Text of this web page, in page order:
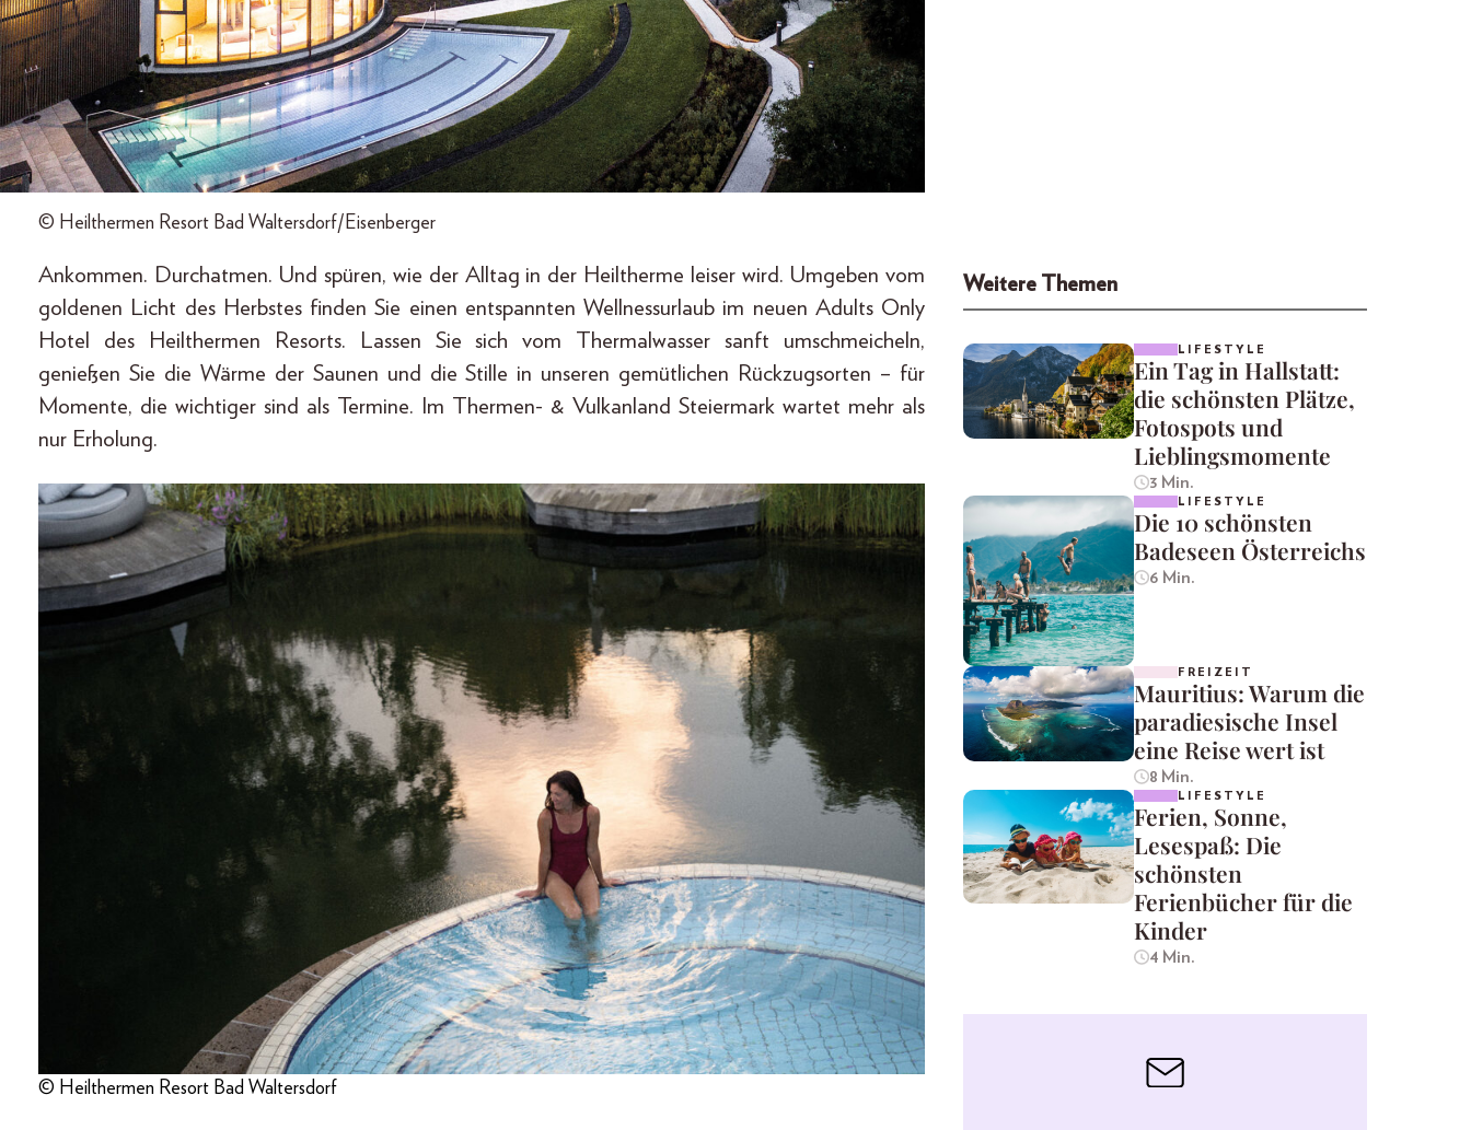
© Heilthermen Resort Bad Waltersdorf/Eisenberger
Ankommen. Durchatmen. Und spüren, wie der Alltag in der Heiltherme leiser wird. Umgeben vom
goldenen Licht des Herbstes finden Sie einen entspannten Wellnessurlaub im neuen Adults Only
Hotel des Heilthermen Resorts. Lassen Sie sich vom Thermalwasser sanft umschmeicheln,
genießen Sie die Wärme der Saunen und die Stille in unseren gemütlichen Rückzugsorten – für
Momente, die wichtiger sind als Termine. Im Thermen- & Vulkanland Steiermark wartet mehr als
nur Erholung.
© Heilthermen Resort Bad Waltersdorf
Weitere Themen
LIFESTYLE
Ein Tag in Hallstatt:
die schönsten Plätze,
Fotospots und
Lieblingsmomente
3 Min.
LIFESTYLE
Die 10 schönsten
Badeseen Österreichs
6 Min.
FREIZEIT
Mauritius: Warum die
paradiesische Insel
eine Reise wert ist
8 Min.
LIFESTYLE
Ferien, Sonne,
Lesespaß: Die
schönsten
Ferienbücher für die
Kinder
4 Min.